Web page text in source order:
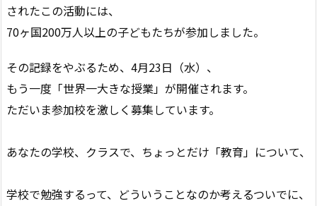
されたこの活動には、
70ヶ国200万人以上の子どもたちが参加しました。
その記録をやぶるため、4月23日（水）、
もう一度「世界一大きな授業」が開催されます。
ただいま参加校を激しく募集しています。
あなたの学校、クラスで、ちょっとだけ「教育」について、
学校で勉強するって、どういうことなのか考えるついでに、